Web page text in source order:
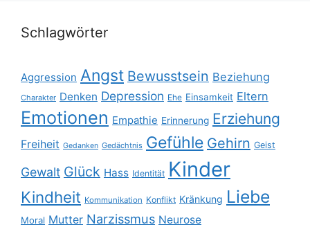
Schlagwörter
Aggression Angst Bewusstsein Beziehung
Charakter Denken Depression Ehe Einsamkeit Eltern
Emotionen Empathie Erinnerung Erziehung
Freiheit Gedanken Gedächtnis Gefühle Gehirn Geist
Gewalt Glück Hass Identität Kinder
Kindheit Kommunikation Konflikt Kränkung Liebe
Moral Mutter Narzissmus Neurose